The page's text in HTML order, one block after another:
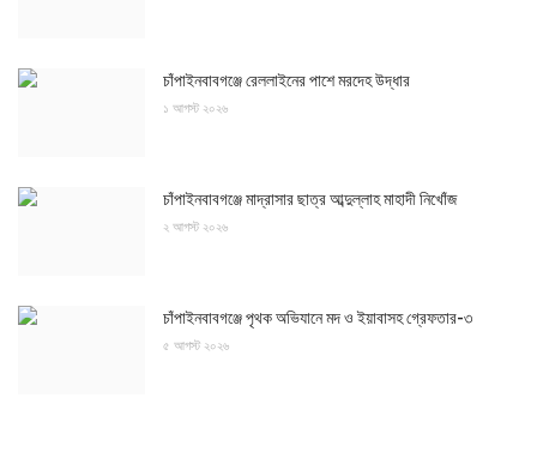
চাঁপাইনবাবগঞ্জে রেললাইনের পাশে মরদেহ উদ্ধার
১ আগস্ট ২০২৬
চাঁপাইনবাবগঞ্জে মাদ্রাসার ছাত্র আব্দুল্লাহ মাহাদী নিখোঁজ
২ আগস্ট ২০২৬
চাঁপাইনবাবগঞ্জে পৃথক অভিযানে মদ ও ইয়াবাসহ গ্রেফতার-৩
৫ আগস্ট ২০২৬